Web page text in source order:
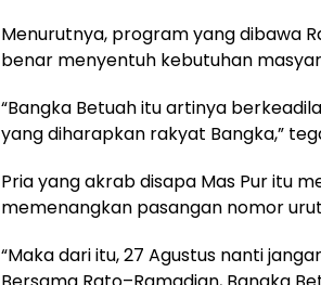
Menurutnya, program yang dibawa
benar menyentuh kebutuhan
“Bangka Betuah itu artinya
yang diharapkan rakyat Bangka,”
Pria yang akrab disapa Mas Pur itu
memenangkan pasangan nomor
“Maka dari itu, 27 Agustus nanti